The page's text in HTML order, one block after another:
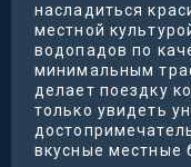
насладиться
местной
водопадов по
минимальным
делает поездку
только увидеть
вкусные местные